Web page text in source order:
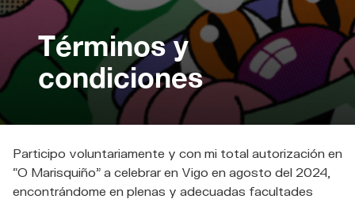
Términos y
condiciones
Participo voluntariamente y con mi total autorización en
“O Marisquiño” a celebrar en Vigo en agosto del 2024,
encontrándome en plenas y adecuadas facultades